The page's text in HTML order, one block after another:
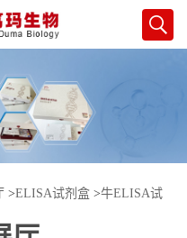
>ELISA试剂盒 >牛ELISA试
疫试剂盒